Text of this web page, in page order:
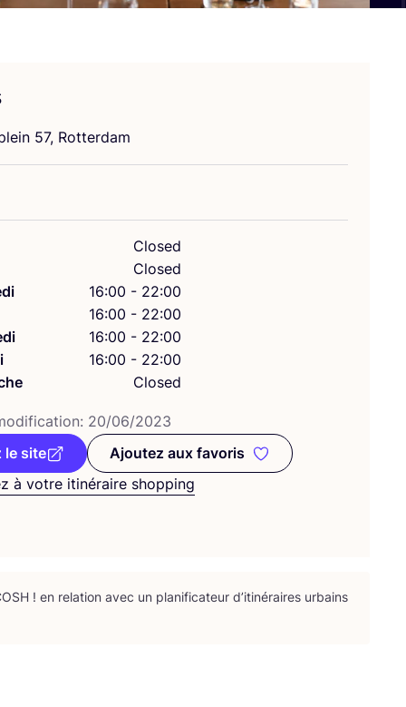
57, Rotterdam
Closed
Closed
16:00 - 22:00
16:00 - 22:00
16:00 - 22:00
16:00 - 22:00
Closed
20/06/2023
le site
Ajoutez aux favoris
Ajoutez aux favoris
à votre itinéraire shopping
! en rela­tion avec un pla­ni­fi­ca­teur d’i­ti­né­raires urbains